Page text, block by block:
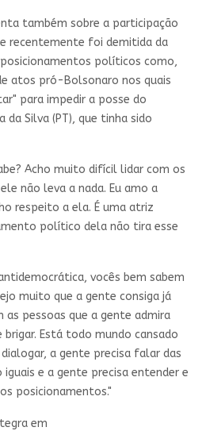
também sobre a participação
recentemente foi demitida da
políticos como,
atos pró-Bolsonaro nos quais
para impedir a posse do
da Silva (PT), que tinha sido
Acho muito difícil lidar com os
não leva a nada. Eu amo a
respeito a ela. É uma atriz
político dela não tira esse
vocês bem sabem
muito que a gente consiga já
pessoas que a gente admira
brigar. Está todo mundo cansado
a gente precisa falar das
e a gente precisa entender e
posicionamentos."
em